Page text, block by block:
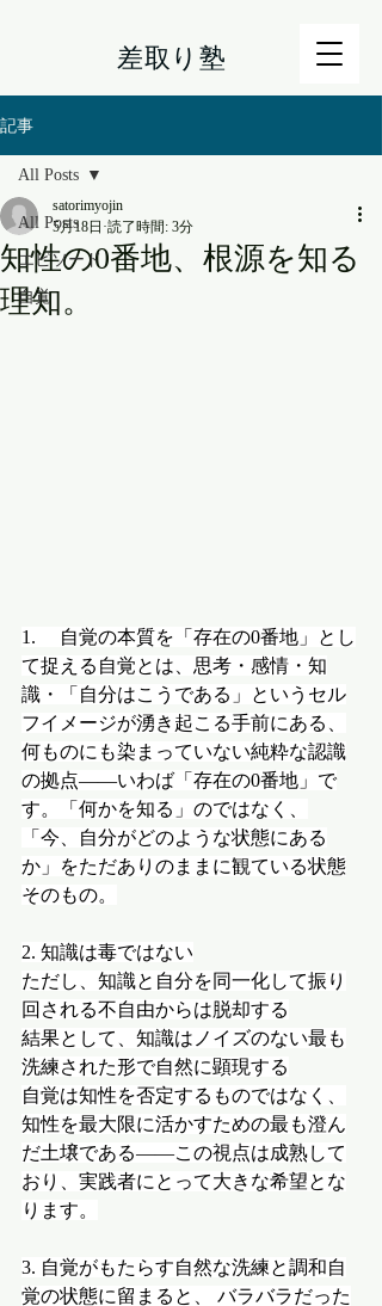
差取り塾
記事
All Posts
エピソード
自覚
All Posts
知性の0番地、根源を知る
理知。
satorimyojin
5月18日 読了時間: 3分
1. 　自覚の本質を「存在の0番地」とし
て捉える自覚とは、思考・感情・知
識・「自分はこうである」というセル
フイメージが湧き起こる手前にある、
何ものにも染まっていない純粋な認識
の拠点——いわば「存在の0番地」で
す。「何かを知る」のではなく、
「今、自分がどのような状態にある
か」をただありのままに観ている状態
そのもの。
2. 知識は毒ではない
ただし、知識と自分を同一化して振り
回される不自由からは脱却する
結果として、知識はノイズのない最も
洗練された形で自然に顕現する
自覚は知性を否定するものではなく、
知性を最大限に活かすための最も澄ん
だ土壌である——この視点は成熟して
おり、実践者にとって大きな希望とな
ります。
3. 自覚がもたらす自然な洗練と調和自
覚の状態に留まると、 バラバラだった